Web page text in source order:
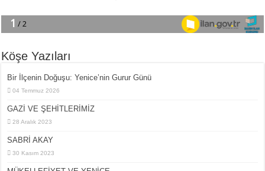
Köşe Yazıları
Bir İlçe­nin Do­ğu­şu: Ye­ni­ce’nin Gurur Günü
04 Temmuz 2026
GAZİ VE ŞEHİTLERİMİZ
28 Aralık 2023
SABRİ AKAY
30 Kasım 2023